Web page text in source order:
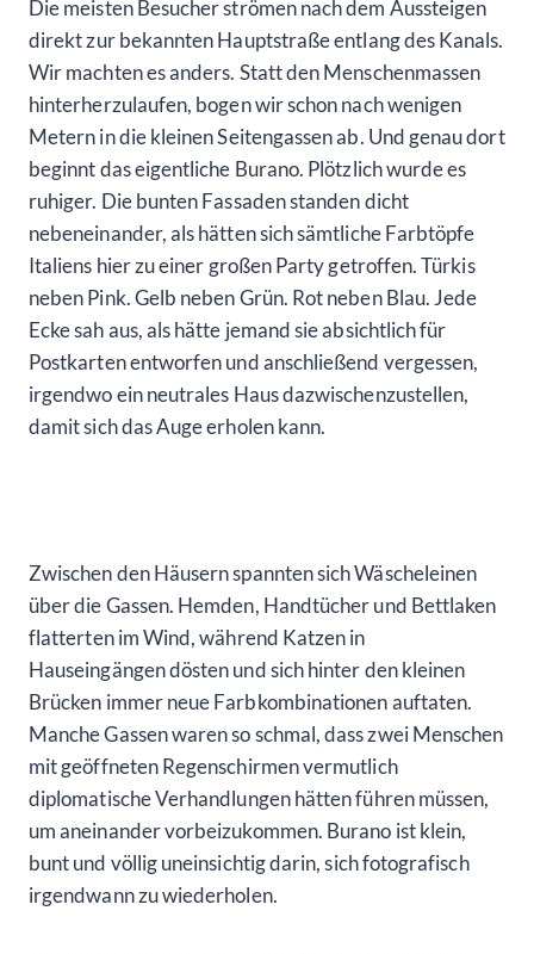
Die meisten Besucher strömen nach dem Aussteigen
direkt zur bekannten Hauptstraße entlang des Kanals.
Wir machten es anders. Statt den Menschenmassen
hinterherzulaufen, bogen wir schon nach wenigen
Metern in die kleinen Seitengassen ab. Und genau dort
beginnt das eigentliche Burano. Plötzlich wurde es
ruhiger. Die bunten Fassaden standen dicht
nebeneinander, als hätten sich sämtliche Farbtöpfe
Italiens hier zu einer großen Party getroffen. Türkis
neben Pink. Gelb neben Grün. Rot neben Blau. Jede
Ecke sah aus, als hätte jemand sie absichtlich für
Postkarten entworfen und anschließend vergessen,
irgendwo ein neutrales Haus dazwischenzustellen,
damit sich das Auge erholen kann.
Zwischen den Häusern spannten sich Wäscheleinen
über die Gassen. Hemden, Handtücher und Bettlaken
flatterten im Wind, während Katzen in
Hauseingängen dösten und sich hinter den kleinen
Brücken immer neue Farbkombinationen auftaten.
Manche Gassen waren so schmal, dass zwei Menschen
mit geöffneten Regenschirmen vermutlich
diplomatische Verhandlungen hätten führen müssen,
um aneinander vorbeizukommen. Burano ist klein,
bunt und völlig uneinsichtig darin, sich fotografisch
irgendwann zu wiederholen.